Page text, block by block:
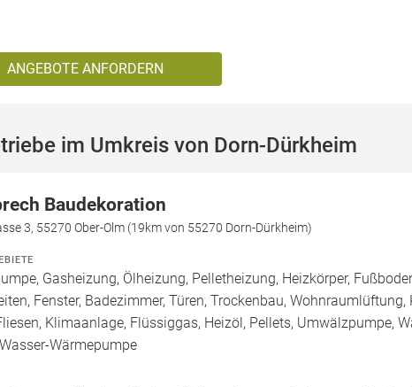
ANGEBOTE ANFORDERN
im Umkreis von Dorn-Dürkheim
Baudekoration
3, 55270 Ober-Olm (19km von 55270 Dorn-Dürkheim)
Gasheizung, Ölheizung, Pelletheizung, Heizkörper,
Fenster, Badezimmer, Türen, Trockenbau,
Klimaanlage, Flüssiggas, Heizöl, Pellets, Umwälzpumpe,
Wärmepumpe